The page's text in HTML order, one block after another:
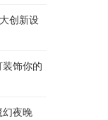
创新设
饰你的
幻夜晚